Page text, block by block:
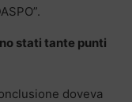
stati tante punti
doveva